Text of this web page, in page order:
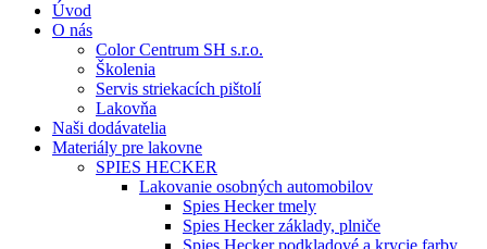
Úvod
O nás
Color Centrum SH s.r.o.
Školenia
Servis striekacích pištolí
Lakovňa
Naši dodávatelia
Materiály pre lakovne
SPIES HECKER
Lakovanie osobných automobilov
Spies Hecker tmely
Spies Hecker základy, plniče
Spies Hecker podkladové a krycie farby